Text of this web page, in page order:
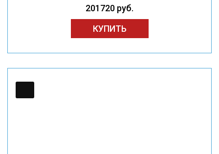
201720 руб.
КУПИТЬ